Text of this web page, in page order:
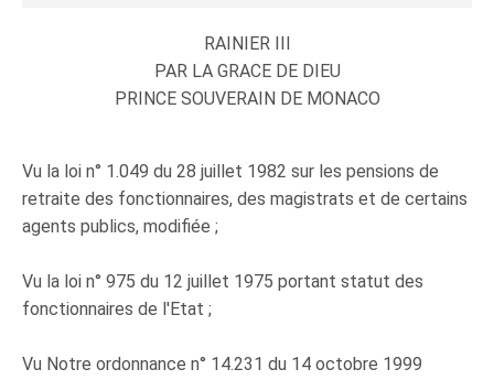
RAINIER III
PAR LA GRACE DE DIEU
PRINCE SOUVERAIN DE MONACO
Vu la loi n° 1.049 du 28 juillet 1982 sur les pensions de
retraite des fonctionnaires, des magistrats et de certains
agents publics, modifiée ;
Vu la loi n° 975 du 12 juillet 1975 portant statut des
fonctionnaires de l'Etat ;
Vu Notre ordonnance n° 14.231 du 14 octobre 1999